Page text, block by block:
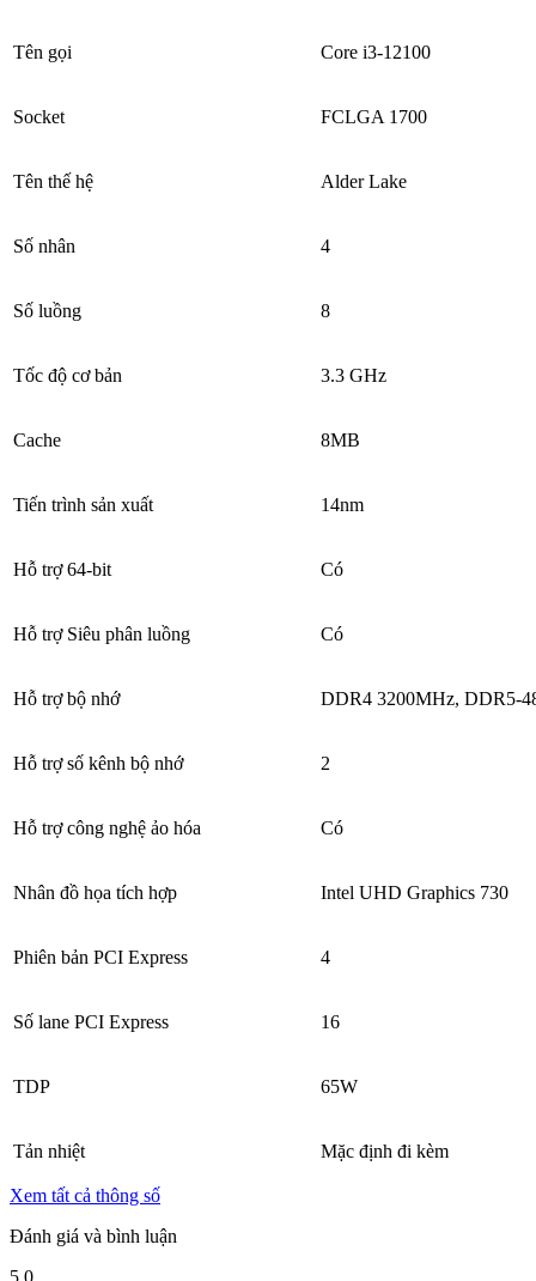
Tên gọi Core i3-12100
Socket FCLGA 1700
Tên thế hệ Alder Lake
Số nhân 4
Số luồng 8
Tốc độ cơ bản 3.3 GHz
Cache 8MB
Tiến trình sản xuất 14nm
Hỗ trợ 64-bit Có
Hỗ trợ Siêu phân luồng Có
Hỗ trợ bộ nhớ DDR4 3200MHz, DDR5-
Hỗ trợ số kênh bộ nhớ 2
Hỗ trợ công nghệ ảo hóa Có
Nhân đồ họa tích hợp Intel UHD Graphics 730
Phiên bản PCI Express 4
Số lane PCI Express 16
TDP 65W
Tản nhiệt Mặc định đi kèm
Xem tất cả thông số
Đánh giá và bình luận